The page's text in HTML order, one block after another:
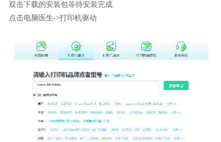
双击下载的安装包等待安装完成
点击电脑医生->打印机驱动